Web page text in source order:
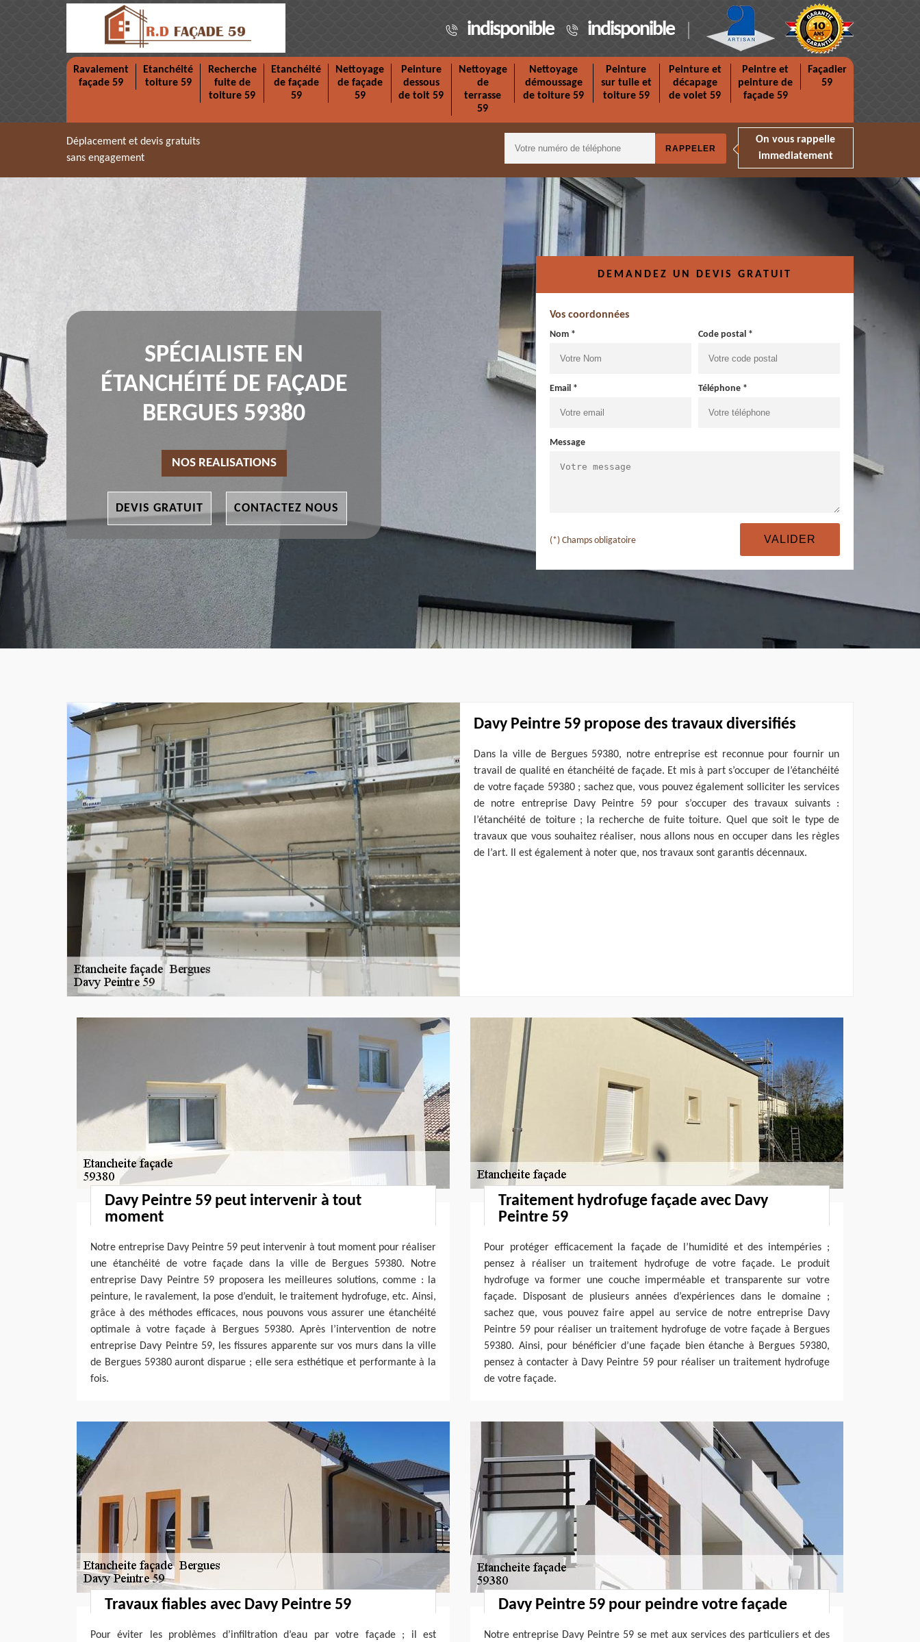
indisponible indisponible
Ravalement
façade 59
Etanchéité
toiture 59
Recherche
fuite de
toiture 59
Etanchéité
de façade
59
Nettoyage
de façade
59
Peinture
dessous
de toit 59
Nettoyage
de
terrasse
59
Nettoyage
démoussage
de toiture 59
Peinture
sur tuile et
toiture 59
Peinture et
décapage
de volet 59
Peintre et
peinture de
façade 59
Façadier
59
Déplacement et devis gratuits
sans engagement
On vous rappelle
immediatement
SPÉCIALISTE EN
ÉTANCHÉITÉ DE FAÇADE
BERGUES 59380
NOS REALISATIONS
DEVIS GRATUIT CONTACTEZ NOUS
DEMANDEZ UN DEVIS GRATUIT
Vos coordonnées
Nom * Code postal *
Email * Téléphone *
Message
(*) Champs obligatoire
Davy Peintre 59 propose des travaux diversifiés
Dans la ville de Bergues 59380, notre entreprise est reconnue pour fournir un
travail de qualité en étanchéité de façade. Et mis à part s’occuper de l’étanchéité
de votre façade 59380 ; sachez que, vous pouvez également solliciter les services
de notre entreprise Davy Peintre 59 pour s’occuper des travaux suivants :
l’étanchéité de toiture ; la recherche de fuite toiture. Quel que soit le type de
travaux que vous souhaitez réaliser, nous allons nous en occuper dans les règles
de l’art. Il est également à noter que, nos travaux sont garantis décennaux.
Davy Peintre 59 peut intervenir à tout
moment
Notre entreprise Davy Peintre 59 peut intervenir à tout moment pour réaliser
une étanchéité de votre façade dans la ville de Bergues 59380. Notre
entreprise Davy Peintre 59 proposera les meilleures solutions, comme : la
peinture, le ravalement, la pose d’enduit, le traitement hydrofuge, etc. Ainsi,
grâce à des méthodes efficaces, nous pouvons vous assurer une étanchéité
optimale à votre façade à Bergues 59380. Après l’intervention de notre
entreprise Davy Peintre 59, les fissures apparente sur vos murs dans la ville
de Bergues 59380 auront disparue ; elle sera esthétique et performante à la
fois.
Traitement hydrofuge façade avec Davy
Peintre 59
Pour protéger efficacement la façade de l’humidité et des intempéries ;
pensez à réaliser un traitement hydrofuge de votre façade. Le produit
hydrofuge va former une couche imperméable et transparente sur votre
façade. Disposant de plusieurs années d’expériences dans le domaine ;
sachez que, vous pouvez faire appel au service de notre entreprise Davy
Peintre 59 pour réaliser un traitement hydrofuge de votre façade à Bergues
59380. Ainsi, pour bénéficier d’une façade bien étanche à Bergues 59380,
pensez à contacter à Davy Peintre 59 pour réaliser un traitement hydrofuge
de votre façade.
Travaux fiables avec Davy Peintre 59
Pour éviter les problèmes d’infiltration d’eau par votre façade ; il est
Davy Peintre 59 pour peindre votre façade
Notre entreprise Davy Peintre 59 se met aux services des particuliers et des